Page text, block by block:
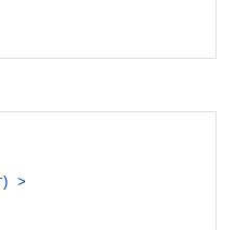
form）
似点と相違点
法
ける免疫異常の概略
)